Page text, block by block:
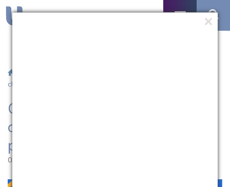
classificados pelo edital 027/2023
Curso de Medicina da UCPel
convoca novos classificados
pelo edital 027/2023
03.04.2023 | 11:16